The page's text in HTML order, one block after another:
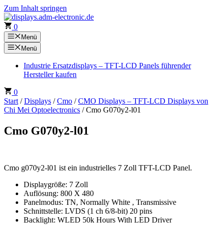
Zum Inhalt springen
0
Menü
Menü
Industrie Ersatzdisplays – TFT-LCD Panels führender
Hersteller kaufen
0
Start /Displays /Cmo /CMO Displays – TFT-LCD Displays von
Chi Mei Optoelectronics / Cmo G070y2-l01
Cmo G070y2-l01
Cmo g070y2-l01 ist ein industrielles 7 Zoll TFT-LCD Panel.
Displaygröße: 7 Zoll
Auflösung: 800 X 480
Panelmodus: TN, Normally White , Transmissive
Schnittstelle: LVDS (1 ch 6/8-bit) 20 pins
Backlight: WLED 50k Hours With LED Driver